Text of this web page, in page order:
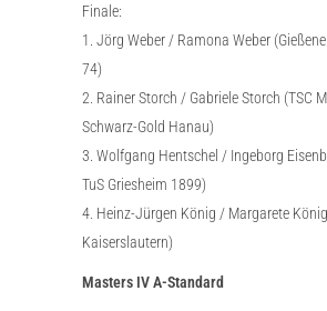
Finale:
1. Jörg Weber / Ramona Weber
74)
2. Rainer Storch / Gabriele Storch (TSC
Schwarz-Gold Hanau)
3. Wolfgang Hentschel / Ingeborg
TuS Griesheim 1899)
4. Heinz-Jürgen König / Margarete
Kaiserslautern)
Masters IV A-Standard